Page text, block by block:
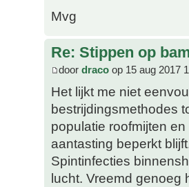
Mvg
Re: Stippen op
door draco op 15 aug 2017
Het lijkt me niet
bestrijdingsmethodes
populatie roofmijten
aantasting beperkt
Spintinfecties
lucht. Vreemd genoeg